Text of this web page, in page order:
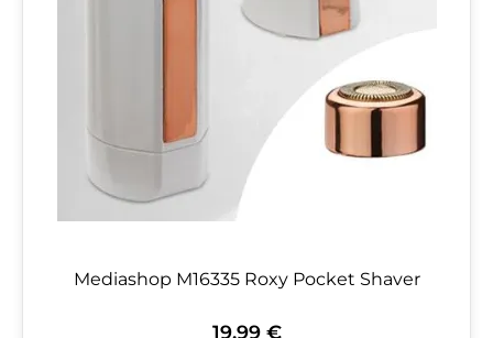
Mediashop M16335 Roxy Pocket Shaver
Regulärer Preis:
19,99 €